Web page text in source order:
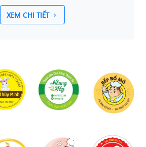
XEM CHI TIẾT